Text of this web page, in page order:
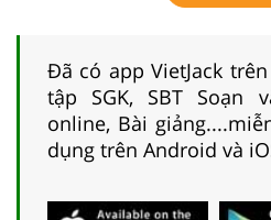
Đã có app VietJack
tập SGK, SBT Soạn
online, Bài
dụng trên Android và